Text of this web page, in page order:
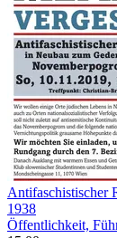
Antifaschistischer
1938
Öffentlichkeit,